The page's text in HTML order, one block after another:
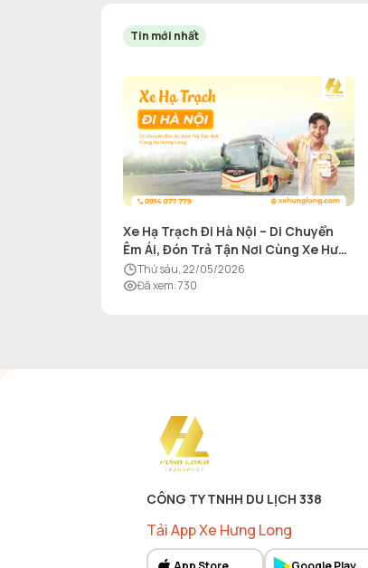
Tin mới nhất
Xe Hạ Trạch Đi Hà Nội – Di Chuyển
Êm Ái, Đón Trả Tận Nơi Cùng Xe Hưng
Longthứ sáu, 22/05/2026
Đã xem:730
CÔNG TY TNHH DU LỊCH 338
Tải App Xe Hưng Long